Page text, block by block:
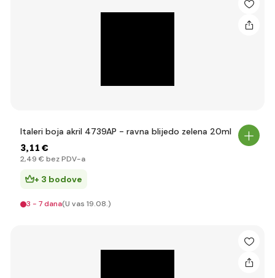
Italeri boja akril 4739AP - ravna blijedo zelena 20ml
3,11 €
2,49 € bez PDV-a
+ 3 bodove
3 - 7 dana(U vas 19.08.)